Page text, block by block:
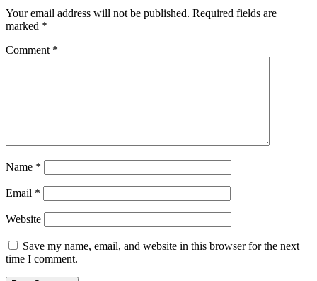
Your email address will not be published. Required fields are
marked *
Comment *
Name *
Email *
Website
Save my name, email, and website in this browser for the next
time I comment.